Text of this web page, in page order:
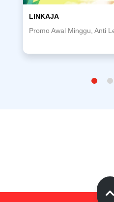
LINKAJA
Promo Awal Minggu, Anti